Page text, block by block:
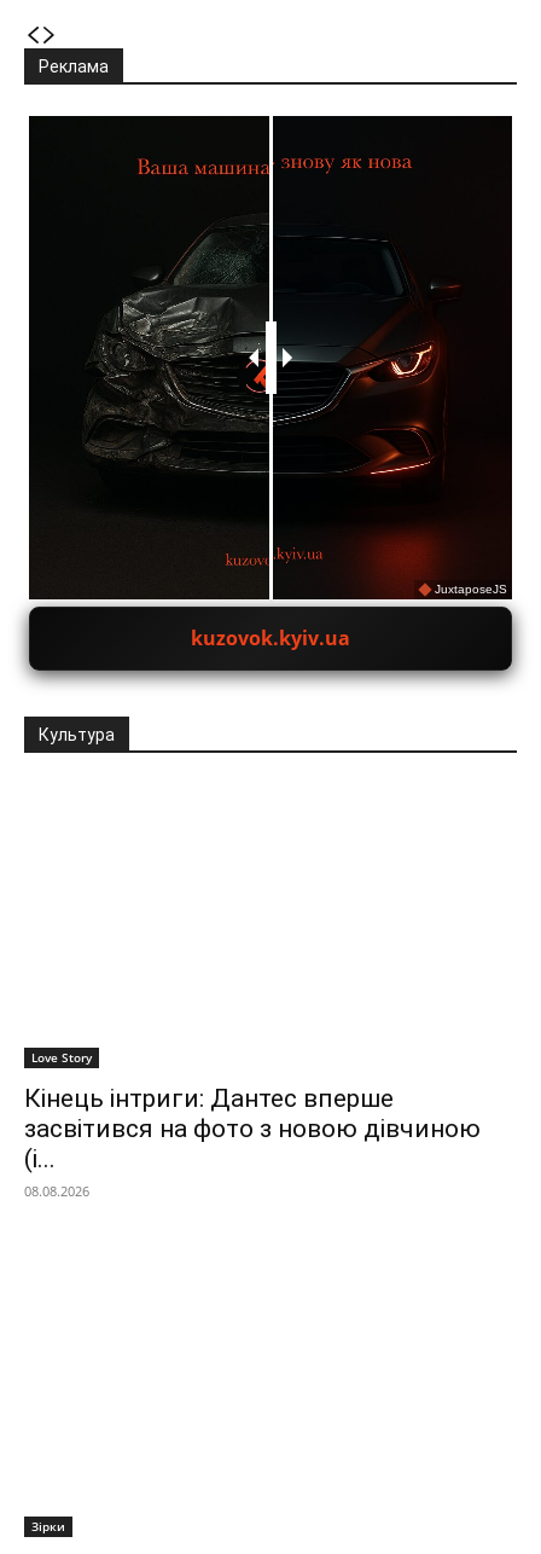
Реклама
JuxtaposeJS
kuzovok.kyiv.ua
Культура
Love Story
Кінець інтриги: Дантес вперше
засвітився на фото з новою дівчиною
(і...
08.08.2026
Зірки